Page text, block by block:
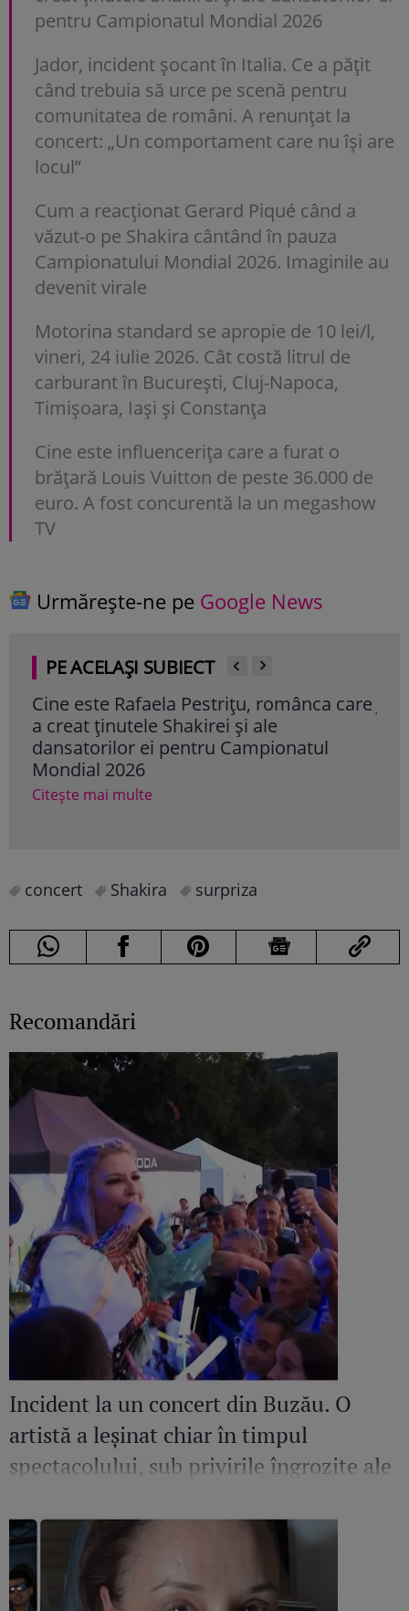
pentru Campionatul Mondial 2026
Jador, incident șocant în Italia. Ce a pățit
când trebuia să urce pe scenă pentru
comunitatea de români. A renunțat la
concert: „Un comportament care nu își are
locul”
Cum a reacționat Gerard Piqué când a
văzut-o pe Shakira cântând în pauza
Campionatului Mondial 2026. Imaginile au
devenit virale
Motorina standard se apropie de 10 lei/l,
vineri, 24 iulie 2026. Cât costă litrul de
carburant în București, Cluj-Napoca,
Timișoara, Iași și Constanța
Cine este influencerița care a furat o
brățară Louis Vuitton de peste 36.000 de
euro. A fost concurentă la un megashow
TV
Urmărește-ne pe Google News
PE ACELAȘI SUBIECT
Jador, incident șocant în Italia. Ce a pățit
când trebuia să urce pe scenă pentru
comunitatea de români. A renunțat la
concert: „Un comportament care nu își
are locul”
concert Shakira surpriza
Recomandări
Incident la un concert din Buzău. O
artistă a leșinat chiar în timpul
spectacolului, sub privirile îngrozite ale